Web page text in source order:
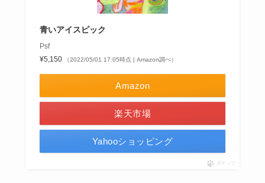
青いアイスピック
Psf
¥5,150
（2022/05/01 17:05時点 | Amazon調べ）
Amazon
楽天市場
Yahooショッピング
ポチップ